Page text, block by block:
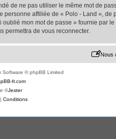
de ne pas utiliser le même mot de
affiliée de « Polo - Land »,
mon mot de passe » fournie par
permettra de vous reconnecter.
Nous
Software © phpBB Limited
fr.com
©Jester
| Conditions